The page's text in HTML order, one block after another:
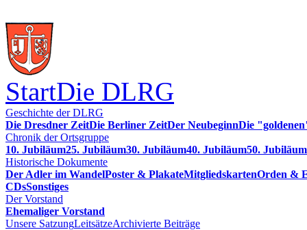
StartDie DLRG
Geschichte der DLRG
Die Dresdner ZeitDie Berliner ZeitDer NeubeginnDie
Chronik der Ortsgruppe
10. Jubiläum25. Jubiläum30. Jubiläum40. Jubiläum50. Jubiläum
Historische Dokumente
Der Adler im WandelPoster & PlakateMitgliedskartenOrden &
CDsSonstiges
Der Vorstand
Ehemaliger Vorstand
Unsere SatzungLeitsätzeArchivierte Beiträge